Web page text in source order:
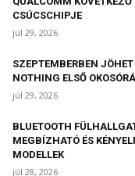
CSÚCSCHIPJE
júl 29, 2026
SZEPTEMBERBEN
NOTHING ELSŐ
júl 29, 2026
BLUETOOTH
MEGBÍZHATÓ ÉS
MODELLEK
júl 28, 2026